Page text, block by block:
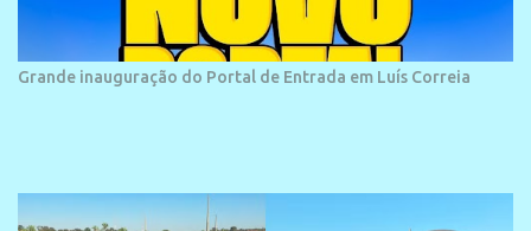
frequentada por moradores e turistas, em geral veranistas
piauienses e, em menor número, pessoas de estados vizinhos. O
bairro onde se localiza a praia é palco de amplos investimentos e
Grande inauguração do Portal de Entrada em Luís Correia